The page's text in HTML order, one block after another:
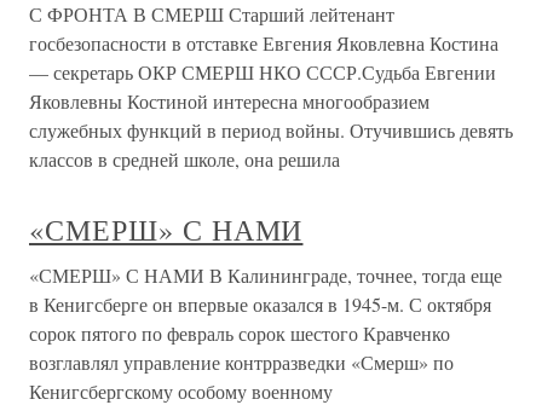
С ФРОНТА В СМЕРШ Старший лейтенант
госбезопасности в отставке Евгения Яковлевна Костина
— секретарь ОКР СМЕРШ НКО СССР.Судьба Евгении
Яковлевны Костиной интересна многообразием
служебных функций в период войны. Отучившись девять
классов в средней школе, она решила
«СМЕРШ» С НАМИ
«СМЕРШ» С НАМИ В Калининграде, точнее, тогда еще
в Кенигсберге он впервые оказался в 1945-м. С октября
сорок пятого по февраль сорок шестого Кравченко
возглавлял управление контрразведки «Смерш» по
Кенигсбергскому особому военному